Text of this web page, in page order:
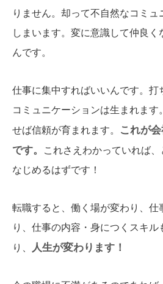
りません。却って不自然なコミュ
しまいます。変に意識して仲良く
んです。
仕事に集中すればいいんです。打
コミュニケーションは生まれます
せば信頼が育まれます。
これが
です。
これさえわかっていれば
なじめるはずです！
転職すると、働く場が変わり、仕
り、仕事の内容・身につくスキル
り、
人生が変わります！